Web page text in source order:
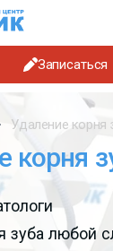
Записаться
Удаление корня
корня
зуба любой